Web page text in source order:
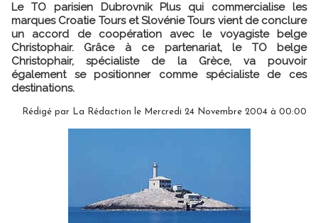
Le TO parisien Dubrovnik Plus qui commercialise les
marques Croatie Tours et Slovénie Tours vient de conclure
un accord de coopération avec le voyagiste belge
Christophair. Grâce à ce partenariat, le TO belge
Christophair, spécialiste de la Grèce, va pouvoir
également se positionner comme spécialiste de ces
destinations.
Rédigé par La Rédaction le Mercredi 24 Novembre 2004 à 00:00